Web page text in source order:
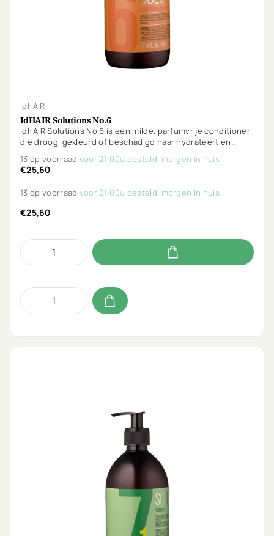
IdHAIR
IdHAIR Solutions No.6
IdHAIR Solutions No.6 is een milde, parfumvrije conditioner
die droog, gekleurd of beschadigd haar hydrateert en
olamine en salicylzuur. Vegan, parabeenvrij en Curly Girl-
proof.
13 op voorraad voor 21:00u besteld, morgen in huis
€25,60
13 op voorraad voor 21:00u besteld, morgen in huis
€25,60